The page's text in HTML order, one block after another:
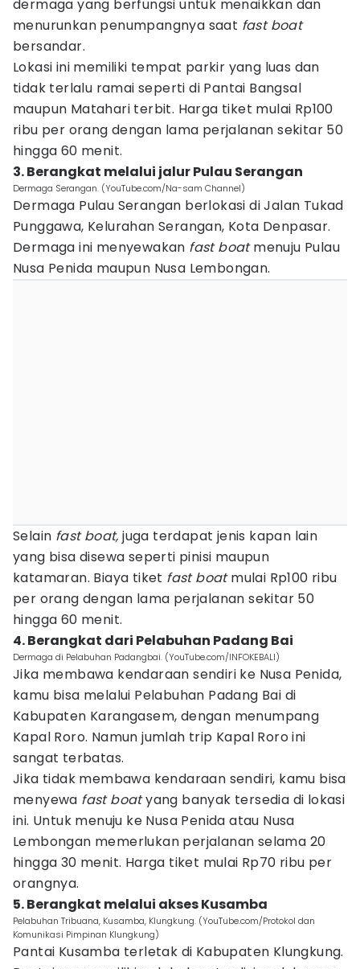
dermaga yang berfungsi untuk menaikkan dan
menurunkan penumpangnya saat fast boat
bersandar.
Lokasi ini memiliki tempat parkir yang luas dan
tidak terlalu ramai seperti di Pantai Bangsal
maupun Matahari terbit. Harga tiket mulai Rp100
ribu per orang dengan lama perjalanan sekitar 50
hingga 60 menit.
3. Berangkat melalui jalur Pulau Serangan
Dermaga Serangan. (YouTube.com/Na-sam Channel)
Dermaga Pulau Serangan berlokasi di Jalan Tukad
Punggawa, Kelurahan Serangan, Kota Denpasar.
Dermaga ini menyewakan fast boatmenuju Pulau
Nusa Penida maupun Nusa Lembongan.
Selain fast boat, juga terdapat jenis kapan lain
yang bisa disewa seperti pinisi maupun
katamaran. Biaya tiket fast boatmulai Rp100 ribu
per orang dengan lama perjalanan sekitar 50
hingga 60 menit.
4. Berangkat dari Pelabuhan Padang Bai
Dermaga di Pelabuhan Padangbai. (YouTube.com/INFOKEBALI)
Jika membawa kendaraan sendiri ke Nusa Penida,
kamu bisa melalui Pelabuhan Padang Bai di
Kabupaten Karangasem, dengan menumpang
Kapal Roro. Namun jumlah trip Kapal Roro ini
sangat terbatas.
Jika tidak membawa kendaraan sendiri, kamu bisa
menyewa fast boatyang banyak tersedia di lokasi
ini. Untuk menuju ke Nusa Penida atau Nusa
Lembongan memerlukan perjalanan selama 20
hingga 30 menit. Harga tiket mulai Rp70 ribu per
orangnya.
5. Berangkat melalui akses Kusamba
Pelabuhan Tribuana, Kusamba, Klungkung. (YouTube.com/Protokol dan
Komunikasi Pimpinan Klungkung)
Pantai Kusamba terletak di Kabupaten Klungkung.